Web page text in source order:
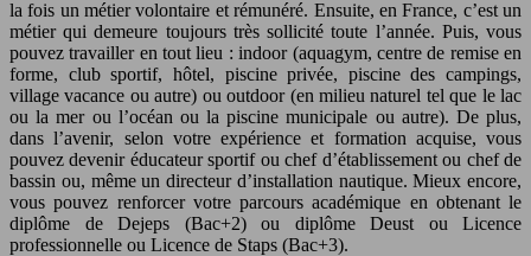
la fois un métier volontaire et rémunéré. Ensuite, en France, c’est un
métier qui demeure toujours très sollicité toute l’année. Puis, vous
pouvez travailler en tout lieu : indoor (aquagym, centre de remise en
forme, club sportif, hôtel, piscine privée, piscine des campings,
village vacance ou autre) ou outdoor (en milieu naturel tel que le lac
ou la mer ou l’océan ou la piscine municipale ou autre). De plus,
dans l’avenir, selon votre expérience et formation acquise, vous
pouvez devenir éducateur sportif ou chef d’établissement ou chef de
bassin ou, même un directeur d’installation nautique. Mieux encore,
vous pouvez renforcer votre parcours académique en obtenant le
diplôme de Dejeps (Bac+2) ou diplôme Deust ou Licence
professionnelle ou Licence de Staps (Bac+3).